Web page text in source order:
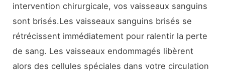
intervention chirurgicale, vos vaisseaux sanguins
sont brisés.Les vaisseaux sanguins brisés se
rétrécissent immédiatement pour ralentir la perte
de sang. Les vaisseaux endommagés libèrent
alors des cellules spéciales dans votre circulation